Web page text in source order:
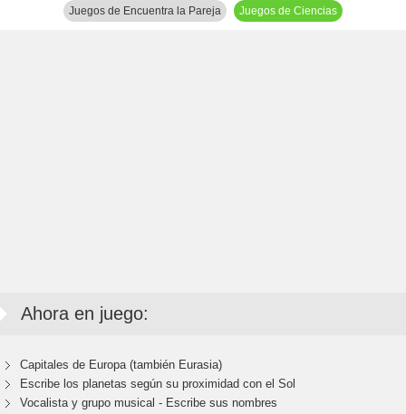
Juegos de Encuentra la Pareja Juegos de Ciencias
Ahora en juego:
Capitales de Europa (también Eurasia)
Escribe los planetas según su proximidad con el Sol
Vocalista y grupo musical - Escribe sus nombres